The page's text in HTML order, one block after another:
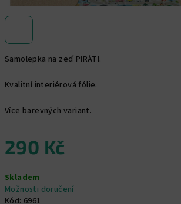
Samolepka na zeď PIRÁTI.
Kvalitní interiérová fólie.
Více barevných variant.
290 Kč
cena:
Skladem
Možnosti doručení
Kód: 6961